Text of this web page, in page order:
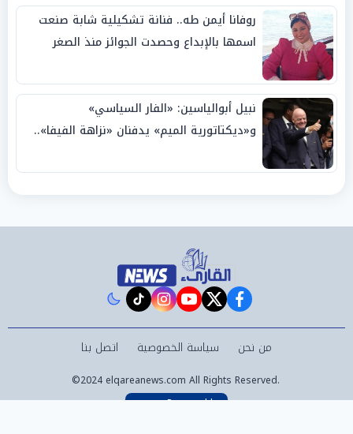
روفانا أيمن طه.. فنانة تشكيلية شابة صنعت
اسمها بالإبداع وحصدت الجوائز منذ الصغر
نبيل أبوالياسين: «الفار السياسي»
و«ديكتاتورية الميم» يدفنان «نزاهة الفيفا»..
facebook
twitter
youtube
instagram
tiktok
من نحن سياسة الخصوصية اتصل بنا
©2024 elqareanews.com All Rights Reserved.
Powered by